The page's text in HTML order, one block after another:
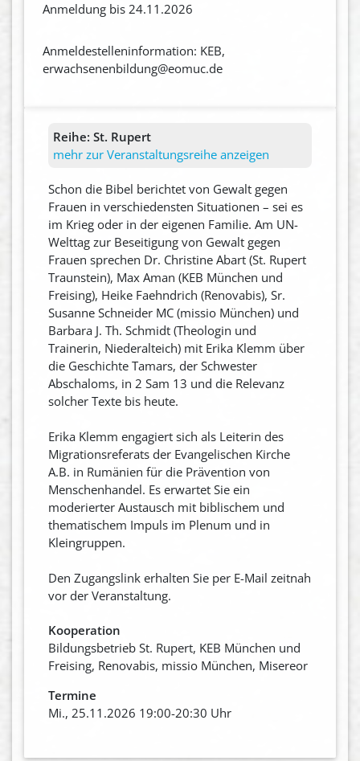
Anmeldung bis 24.11.2026
Anmeldestelleninformation: KEB,
erwachsenenbildung@eomuc.de
Reihe: St. Rupert
mehr zur Veranstaltungsreihe anzeigen
Schon die Bibel berichtet von Gewalt gegen
Frauen in verschiedensten Situationen – sei es
im Krieg oder in der eigenen Familie. Am UN-
Welttag zur Beseitigung von Gewalt gegen
Frauen sprechen Dr. Christine Abart (St. Rupert
Traunstein), Max Aman (KEB München und
Freising), Heike Faehndrich (Renovabis), Sr.
Susanne Schneider MC (missio München) und
Barbara J. Th. Schmidt (Theologin und
Trainerin, Niederalteich) mit Erika Klemm über
die Geschichte Tamars, der Schwester
Abschaloms, in 2 Sam 13 und die Relevanz
solcher Texte bis heute.
Erika Klemm engagiert sich als Leiterin des
Migrationsreferats der Evangelischen Kirche
A.B. in Rumänien für die Prävention von
Menschenhandel. Es erwartet Sie ein
moderierter Austausch mit biblischem und
thematischem Impuls im Plenum und in
Kleingruppen.
Den Zugangslink erhalten Sie per E-Mail zeitnah
vor der Veranstaltung.
Kooperation
Bildungsbetrieb St. Rupert, KEB München und
Freising, Renovabis, missio München, Misereor
Termine
Mi., 25.11.2026 19:00-20:30 Uhr